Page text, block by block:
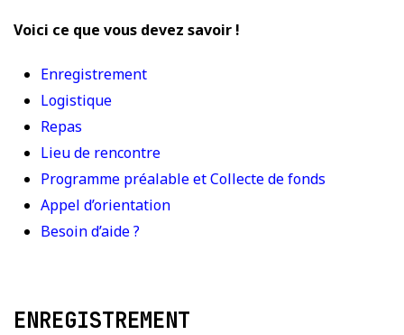
Voici ce que vous devez savoir !
Enregistrement
Logistique
Repas
Lieu de rencontre
Programme préalable et Collecte de fonds
Appel d’orientation
Besoin d’aide ?
ENREGISTREMENT